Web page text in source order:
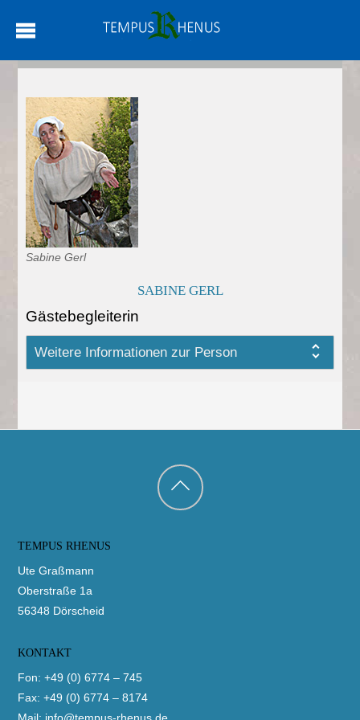
Sabine Gerl
SABINE GERL
Gästebegleiterin
Weitere Informationen zur Person
Back
TEMPUS RHENUS
Ute Graßmann
Oberstraße 1a
56348 Dörscheid
KONTAKT
Fon: +49 (0) 6774 – 745
Fax: +49 (0) 6774 – 8174